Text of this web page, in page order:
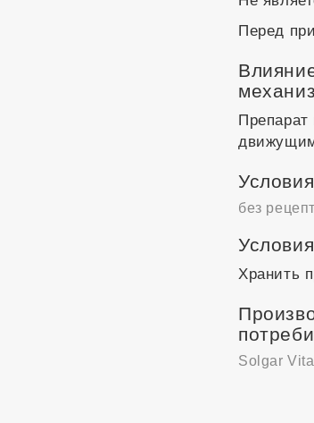
Перед
Препарат
без
Хранить
Solgar